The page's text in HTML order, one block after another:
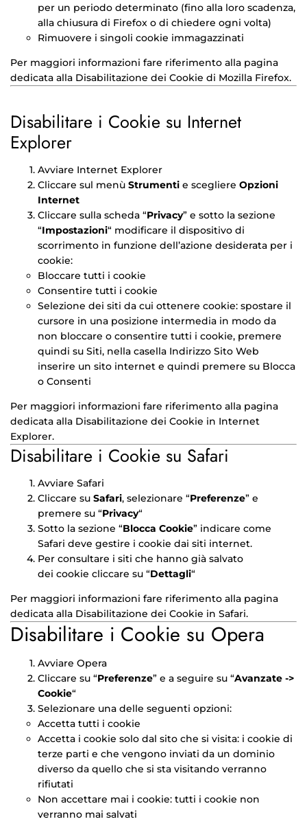
per un periodo determinato (fino alla loro scadenza,
alla chiusura di Firefox o di chiedere ogni volta)
Rimuovere i singoli cookie immagazzinati
Per maggiori informazioni fare riferimento alla pagina
dedicata alla Disabilitazione dei Cookie di Mozilla Firefox.
Disabilitare i Cookie su Internet
Explorer
Avviare Internet Explorer
Cliccare sul menù Strumenti e scegliere Opzioni
Internet
Cliccare sulla scheda “Privacy” e sotto la sezione
“Impostazioni“ modificare il dispositivo di
scorrimento in funzione dell’azione desiderata per i
cookie:
Bloccare tutti i cookie
Consentire tutti i cookie
Selezione dei siti da cui ottenere cookie: spostare il
cursore in una posizione intermedia in modo da
non bloccare o consentire tutti i cookie, premere
quindi su Siti, nella casella Indirizzo Sito Web
inserire un sito internet e quindi premere su Blocca
o Consenti
Per maggiori informazioni fare riferimento alla pagina
dedicata alla Disabilitazione dei Cookie in Internet
Explorer.
Disabilitare i Cookie su Safari
Avviare Safari
Cliccare su Safari, selezionare “Preferenze” e
premere su “Privacy“
Sotto la sezione “Blocca Cookie” indicare come
Safari deve gestire i cookie dai siti internet.
Per consultare i siti che hanno già salvato
dei cookie cliccare su “Dettagli“
Per maggiori informazioni fare riferimento alla pagina
dedicata alla Disabilitazione dei Cookie in Safari.
Disabilitare i Cookie su Opera
Avviare Opera
Cliccare su “Preferenze” e a seguire su “Avanzate ->
Cookie“
Selezionare una delle seguenti opzioni:
Accetta tutti i cookie
Accetta i cookie solo dal sito che si visita: i cookie di
terze parti e che vengono inviati da un dominio
diverso da quello che si sta visitando verranno
rifiutati
Non accettare mai i cookie: tutti i cookie non
verranno mai salvati